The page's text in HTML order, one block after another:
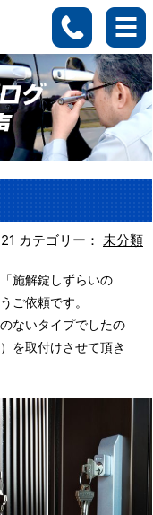
カテゴリー： 未分類
施解錠しずらいの
ご依頼です。
ないタイプでしたの
を取付けさせて頂き